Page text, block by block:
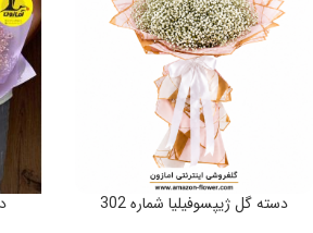
دسته گل ژیپسوفیلیا شماره 302